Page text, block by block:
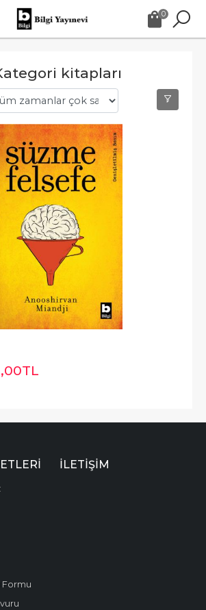
0
kitapları
,00TL
Formu
İLETIŞIM